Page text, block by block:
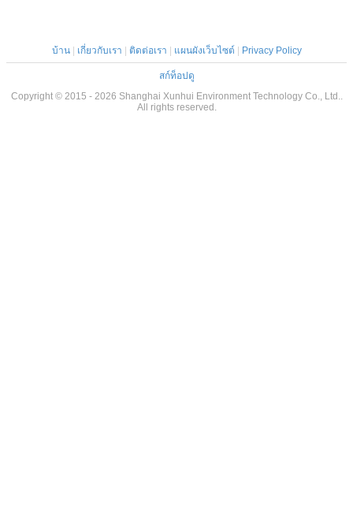
บ้าน| เกี่ยวกับเรา | ติดต่อเรา | แผนผังเว็บไซต์ | Privacy Policy
สก์ท็อปดู
Copyright © 2015 - 2026 Shanghai Xunhui Environment Technology Co., Ltd..
All rights reserved.